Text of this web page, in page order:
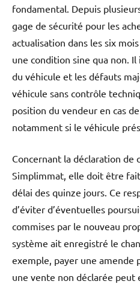
fondamental. Depuis
gage de sécurité pour les
actualisation dans les six
une condition sine qua non.
du véhicule et les défauts
véhicule sans contrôle
position du vendeur en cas
notamment si le véhicule
Concernant la déclaration de
Simplimmat, elle doit être
délai des quinze jours. Ce
d’éviter d’éventuelles
commises par le nouveau
système ait enregistré le
exemple, payer une amende
une vente non déclarée peut